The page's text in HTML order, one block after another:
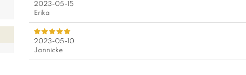
2023-05-15
Erika
2023-05-10
Jannicke